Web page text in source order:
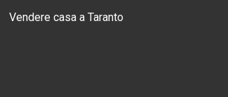
Vendere casa a Taranto